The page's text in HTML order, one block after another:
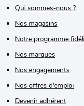
Qui sommes-nous ?
Nos magasins
Notre programme
Nos marques
Nos engagements
Nos offres d'emploi
Devenir adhérent